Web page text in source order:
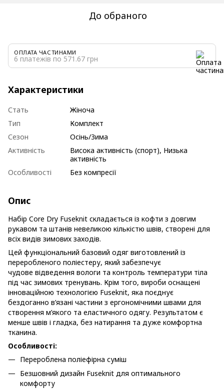
До обраного
ОПЛАТА ЧАСТИНАМИ
6 платежів по 571.67 грн
Характеристики
Стать
Жіноча
Тип
Комплект
Сезон
Осінь/Зима
Активність
Висока активність (спорт), Низька
активність
Особливості
Без компресії
Опис
Набір Core Dry Fuseknit складається із кофти з довгим
рукавом та штанів невеликою кількістю швів, створені для
всіх видів зимових заходів.
Цей функціональний базовий одяг виготовлений із
переробленого поліестеру, який забезпечує
чудове відведення вологи та контроль температури тіла
під час зимових тренувань. Крім того, вироби оснащені
інноваційною технологією Fuseknit, яка поєднує
бездоганно в’язані частини з ергономічними швами для
створення м’якого та еластичного одягу. Результатом є
менше швів і гладка, без натирання та дуже комфортна
тканина.
Особливості:
Перероблена поліефірна суміш
Безшовний дизайн Fuseknit для оптимального
комфорту